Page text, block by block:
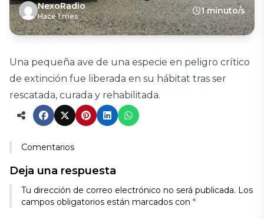
NexoRadio
Hace 1 mes
1 minuto/s
Una pequeña ave de una especie en peligro crítico
de extinción fue liberada en su hábitat tras ser
rescatada, curada y rehabilitada.
Comentarios
Deja una respuesta
Tu dirección de correo electrónico no será publicada. Los
campos obligatorios están marcados con *